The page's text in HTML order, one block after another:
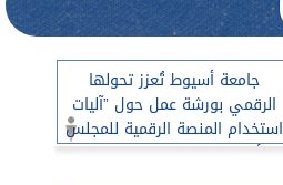
جامعة أسيوط تُعزز تحولها
الرقمي بورشة عمل حول ”آليات
استخدام المنصة الرقمية للمجلس
الأعلى للجامعات لقطاع خدمة